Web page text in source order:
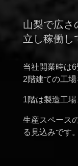
山梨で広さ
立し稼働し
当社開業時は
2階建ての工場
1階は製造工
生産スペース
る見込みです。